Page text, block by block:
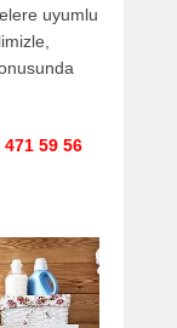
uyumlu
59 56